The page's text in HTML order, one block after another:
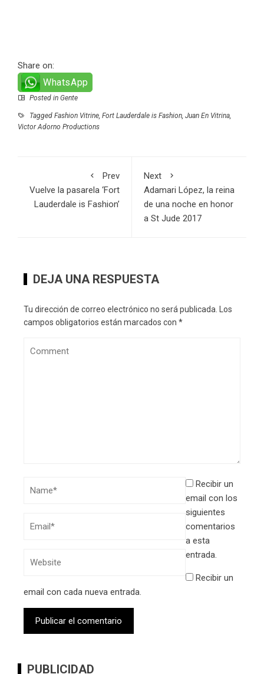
Share on:
WhatsApp
Posted in Gente
Tagged Fashion Vitrine Fort Lauderdale is Fashion Juan En Vitrina
Victor Adorno Productions
Prev
Vuelve la pasarela ‘Fort
Lauderdale is Fashion’
Next
Adamari López, la reina
de una noche en honor
a St Jude 2017
DEJA UNA RESPUESTA
Tu dirección de correo electrónico no será publicada.
Los
campos obligatorios están marcados con *
Recibir un
email con los
siguientes
comentarios
a esta
entrada.
Recibir un
email con cada nueva entrada.
PUBLICIDAD